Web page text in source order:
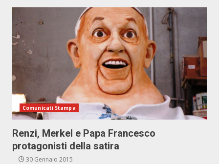
Comunicati Stampa
Renzi, Merkel e Papa Francesco
protagonisti della satira
30 Gennaio 2015